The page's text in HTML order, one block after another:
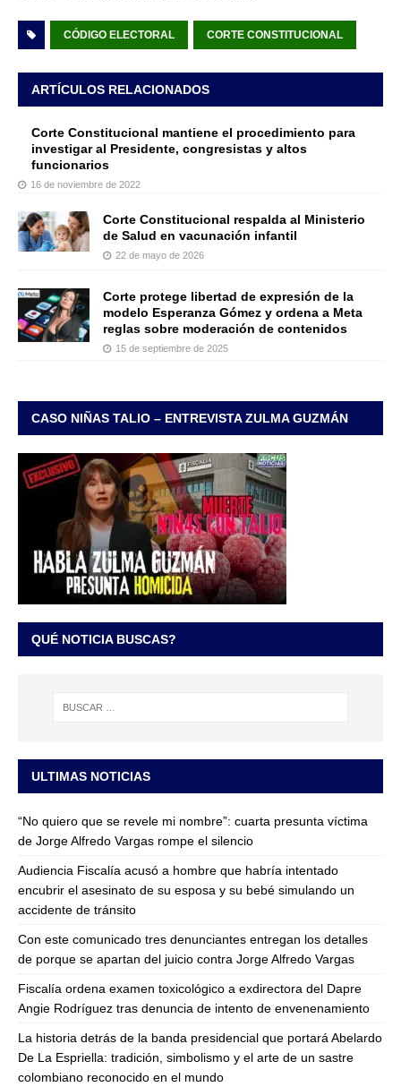
CÓDIGO ELECTORAL CORTE CONSTITUCIONAL
ARTÍCULOS RELACIONADOS
Corte Constitucional mantiene el procedimiento para
investigar al Presidente, congresistas y altos
funcionarios
16 de noviembre de 2022
Corte Constitucional respalda al Ministerio
de Salud en vacunación infantil
22 de mayo de 2026
Corte protege libertad de expresión de la
modelo Esperanza Gómez y ordena a Meta
reglas sobre moderación de contenidos
15 de septiembre de 2025
CASO NIÑAS TALIO – ENTREVISTA ZULMA GUZMÁN
QUÉ NOTICIA BUSCAS?
ULTIMAS NOTICIAS
“No quiero que se revele mi nombre”: cuarta presunta víctima
de Jorge Alfredo Vargas rompe el silencio
Audiencia Fiscalía acusó a hombre que habría intentado
encubrir el asesinato de su esposa y su bebé simulando un
accidente de tránsito
Con este comunicado tres denunciantes entregan los detalles
de porque se apartan del juicio contra Jorge Alfredo Vargas
Fiscalía ordena examen toxicológico a exdirectora del Dapre
Angie Rodríguez tras denuncia de intento de envenenamiento
La historia detrás de la banda presidencial que portará Abelardo
De La Espriella: tradición, simbolismo y el arte de un sastre
colombiano reconocido en el mundo